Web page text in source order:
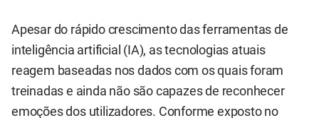
Apesar do rápido crescimento das ferramentas de
inteligência artificial (IA), as tecnologias atuais
reagem baseadas nos dados com os quais foram
treinadas e ainda não são capazes de reconhecer
emoções dos utilizadores. Conforme exposto no